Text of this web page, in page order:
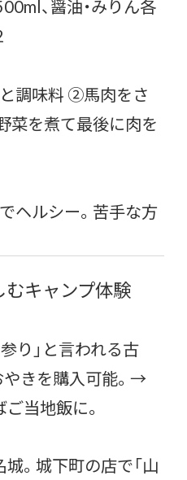
、醤油・みりん各
調味料 ②馬肉をさ
菜を煮て最後に肉を
ヘルシー。苦手な方
キャンプ体験
り」と言われる古
やきを購入可能。→
当地飯に。
。城下町の店で「山